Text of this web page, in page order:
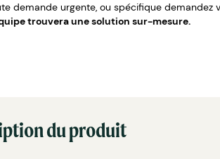
demande urgente, ou spécifique demandez
trouvera une solution sur-mesure.
du produit